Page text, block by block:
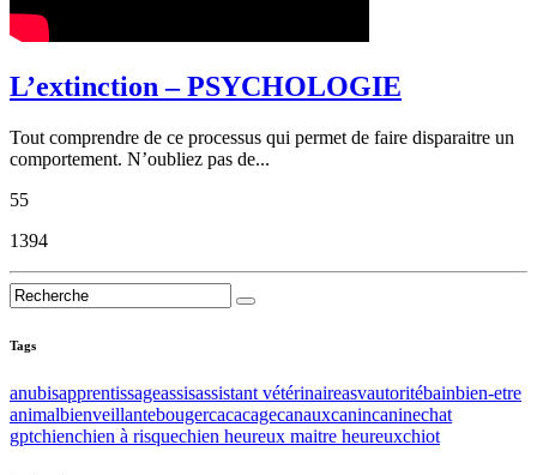
L’extinction – PSYCHOLOGIE
Tout comprendre de ce processus qui permet de faire disparaitre un
comportement. N’oubliez pas de...
55
1394
Tags
anubisapprentissageassisassistant vétérinaireasvautoritébainbien-etre
animalbienveillantebougercacacagecanauxcanincaninechat
gptchienchien à risquechien heureux maitre heureuxchiot